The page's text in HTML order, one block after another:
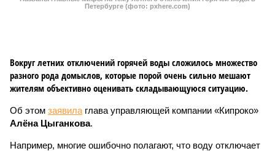
Петербурге (фото: pxhere.com)
Вокруг летних отключений горячей воды сложилось множество
разного рода домыслов, которые порой очень сильно мешают
жителям объективно оценивать складывающуюся ситуацию.
Об этом заявила глава управляющей компании «Кипроко»
Алёна Цыганкова.
Например, многие ошибочно полагают, что воду отключает